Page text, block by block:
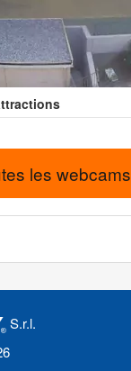
les webcams
S.r.l.